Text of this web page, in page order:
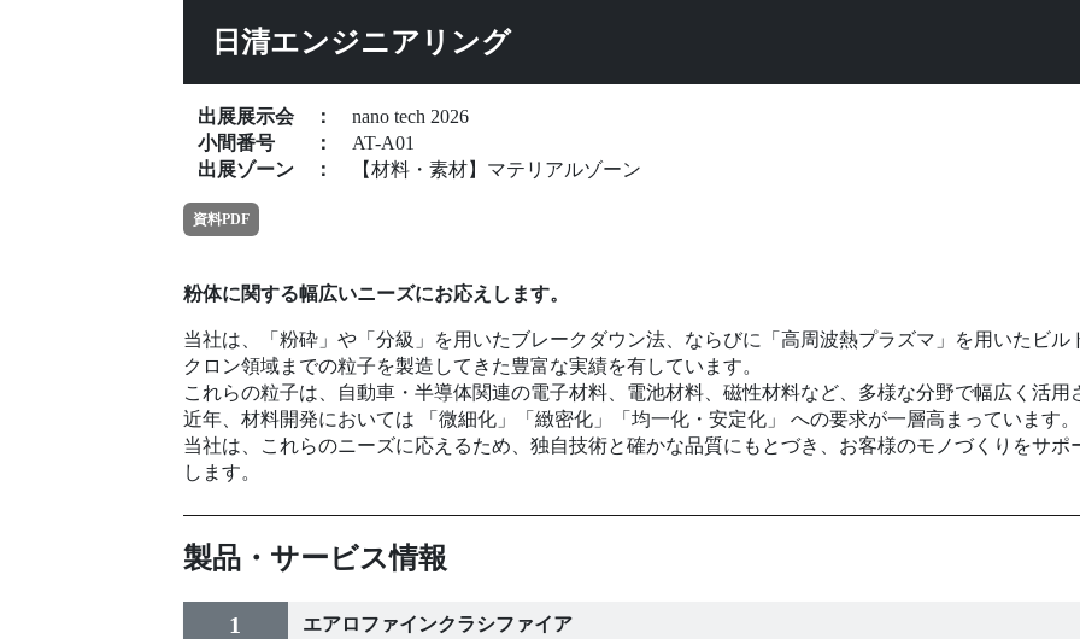
日清エンジニアリング
出展展示会 ： nano tech 2026
小間番号
： AT-A01
出展ゾーン ： 【材料・素材】マテリアルゾーン
資料PDF
粉体に関する幅広いニーズにお応えします。
当社は、「粉砕」や「分級」を用いたブレークダウン法、ならびに「高周波熱プラズマ」を用いたビル
クロン領域までの粒子を製造してきた豊富な実績を有しています。
これらの粒子は、自動車・半導体関連の電子材料、電池材料、磁性材料など、多様な分野で幅広く活用
近年、材料開発においては 「微細化」「緻密化」「均一化・安定化」 への要求が一層高まっています。
当社は、これらのニーズに応えるため、独自技術と確かな品質にもとづき、お客様のモノづくりをサ
します。
製品・サービス情報
1 エアロファインクラシファイア